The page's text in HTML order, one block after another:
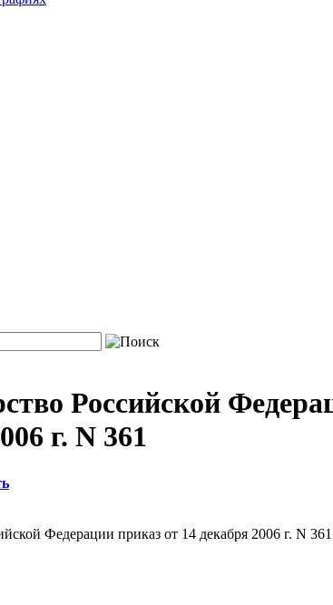
Российской
г. N 361
Федерации приказ от 14 декабря 2006 г. N